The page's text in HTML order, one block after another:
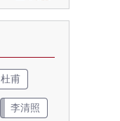
杜甫
李清照